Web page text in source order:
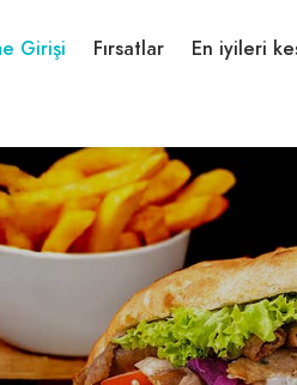
Girişi Fırsatlar En iyileri